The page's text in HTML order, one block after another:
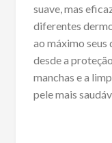
suave, mas
diferentes
ao máximo seus
desde a
manchas e a
pele mais